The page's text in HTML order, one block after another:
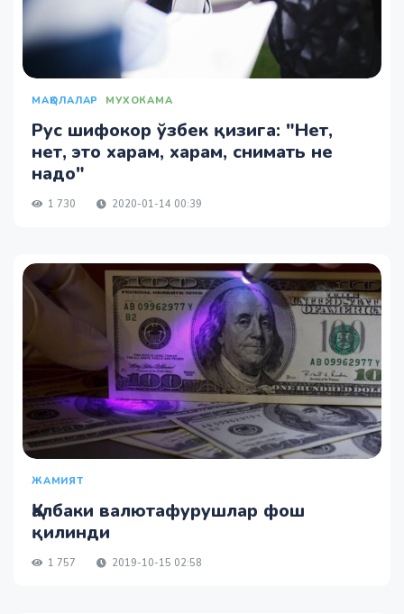
МАҚОЛАЛАР МУХОКАМА
Рус шифокор ўзбек қизига: "Нет,
нет, это харам, харам, снимать не
надо"
1 730 2020-01-14 00:39
ЖАМИЯТ
Қалбаки валютафурушлар фош
қилинди
1 757 2019-10-15 02:58